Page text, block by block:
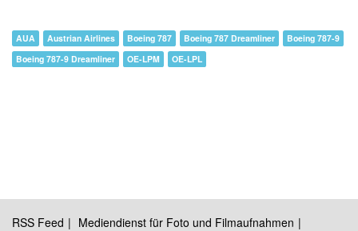
AUA Austrian Airlines Boeing 787 Boeing 787 Dreamliner
Boeing 787-9
Boeing 787-9 Dreamliner
OE-LPM OE-LPL
RSS Feed
Mediendienst für Foto und Filmaufnahmen